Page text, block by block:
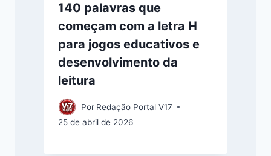
140 palavras que
começam com a letra H
para jogos educativos e
desenvolvimento da
leitura
Por Redação Portal V17
25 de abril de 2026